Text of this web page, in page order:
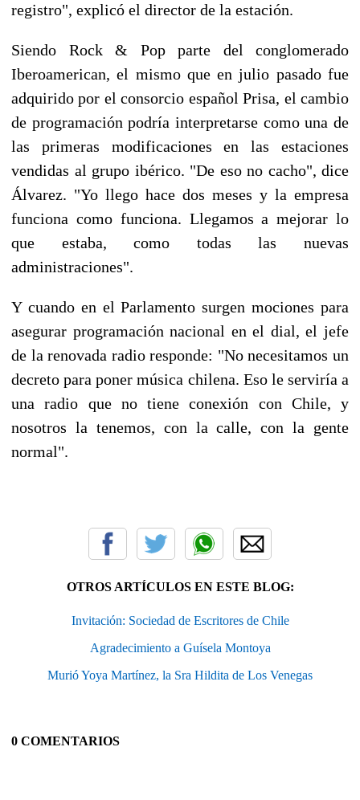
registro", explicó el director de la estación.
Siendo Rock & Pop parte del conglomerado
Iberoamerican, el mismo que en julio pasado fue
adquirido por el consorcio español Prisa, el cambio
de programación podría interpretarse como una de
las primeras modificaciones en las estaciones
vendidas al grupo ibérico. "De eso no cacho", dice
Álvarez. "Yo llego hace dos meses y la empresa
funciona como funciona. Llegamos a mejorar lo
que estaba, como todas las nuevas
administraciones".
Y cuando en el Parlamento surgen mociones para
asegurar programación nacional en el dial, el jefe
de la renovada radio responde: "No necesitamos un
decreto para poner música chilena. Eso le serviría a
una radio que no tiene conexión con Chile, y
nosotros la tenemos, con la calle, con la gente
normal".
OTROS ARTÍCULOS EN ESTE BLOG:
Invitación: Sociedad de Escritores de Chile
Agradecimiento a Guísela Montoya
Murió Yoya Martínez, la Sra Hildita de Los Venegas
0 COMENTARIOS